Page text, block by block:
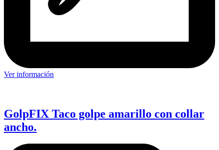
Ver información
GolpFIX Taco golpe amarillo con collar
ancho.